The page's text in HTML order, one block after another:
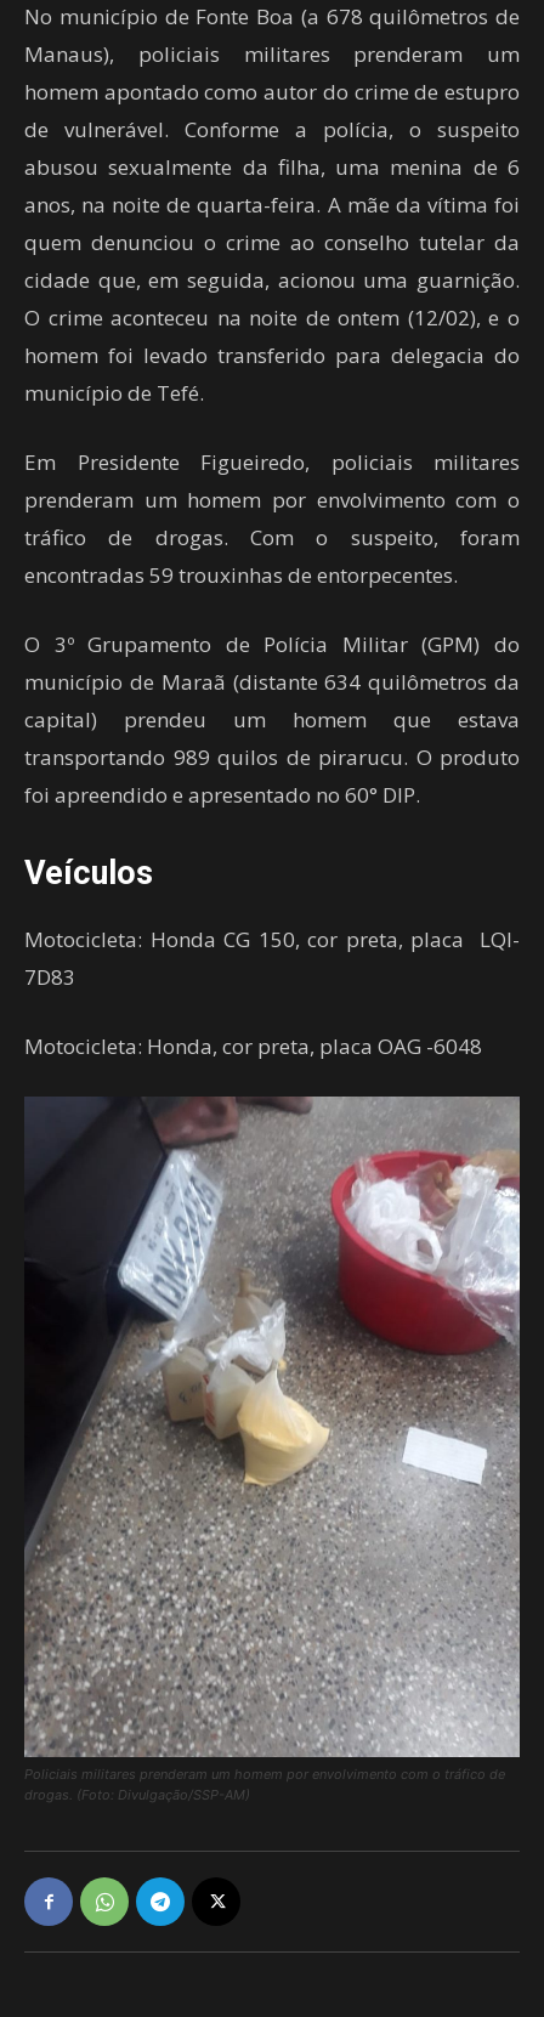
No município de Fonte Boa (a 678 quilômetros de
Manaus), policiais militares prenderam um
homem apontado como autor do crime de estupro
de vulnerável. Conforme a polícia, o suspeito
abusou sexualmente da filha, uma menina de 6
anos, na noite de quarta-feira. A mãe da vítima foi
quem denunciou o crime ao conselho tutelar da
cidade que, em seguida, acionou uma guarnição.
O crime aconteceu na noite de ontem (12/02), e o
homem foi levado transferido para delegacia do
município de Tefé.
Em Presidente Figueiredo, policiais militares
prenderam um homem por envolvimento com o
tráfico de drogas. Com o suspeito, foram
encontradas 59 trouxinhas de entorpecentes.
O 3º Grupamento de Polícia Militar (GPM) do
município de Maraã (distante 634 quilômetros da
capital) prendeu um homem que estava
transportando 989 quilos de pirarucu. O produto
foi apreendido e apresentado no 60° DIP.
Veículos
Motocicleta: Honda CG 150, cor preta, placa LQI-
7D83
Motocicleta: Honda, cor preta, placa OAG -6048
Policiais militares prenderam um homem por envolvimento com o tráfico de
drogas. (Foto: Divulgação/SSP-AM)